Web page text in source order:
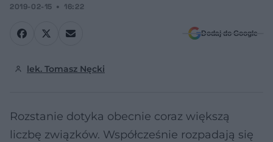
2019-02-15 16:22
Dodaj do Google
lek. Tomasz Nęcki
Rozstanie dotyka obecnie coraz większą
liczbę związków. Współcześnie rozpadają się